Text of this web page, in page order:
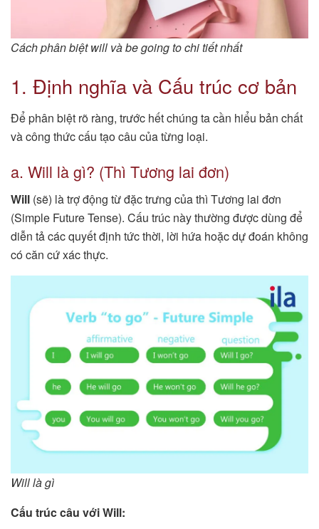
Cách phân biệt will và be going to chi tiết nhất
1. Định nghĩa và Cấu trúc cơ bản
Để phân biệt rõ ràng, trước hết chúng ta cần hiểu bản chất
và công thức cấu tạo câu của từng loại.
a. Will là gì? (Thì Tương lai đơn)
Will (sẽ) là trợ động từ đặc trưng của thì Tương lai đơn
(Simple Future Tense). Cấu trúc này thường được dùng để
diễn tả các quyết định tức thời, lời hứa hoặc dự đoán không
có căn cứ xác thực.
Will là gì
Cấu trúc câu với Will: